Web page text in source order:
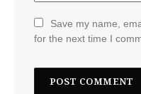
Save my name,
for the next time I